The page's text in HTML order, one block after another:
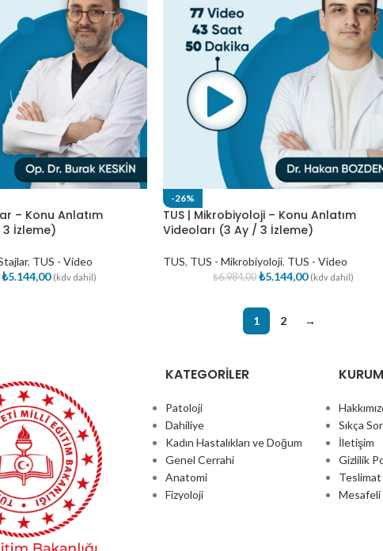
– Konu Anlatım
İzleme)
, TUS - Video
₺5.144,00 (kdv dahil)
-26%
TUS | Mikrobiyoloji – Konu Anlatım
Videoları (3 Ay / 3 İzleme)
TUS, TUS - Mikrobiyoloji, TUS - Video
₺6.984,00 ₺5.144,00 (kdv dahil)
1 2 →
KATEGORİLER
Patoloji
Dahiliye
Kadın Hastalıkları ve Doğum
Genel Cerrahi
Anatomi
Fizyoloji
Sıkça
İletişim
Gizlilik
Teslimat
Mesafeli